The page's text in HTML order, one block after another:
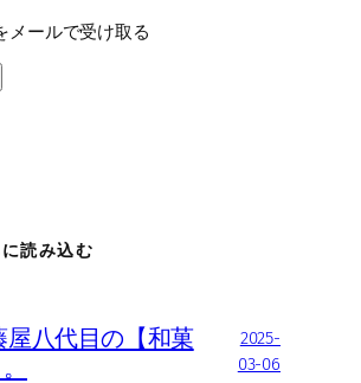
メールで受け取る
読み込む
屋八代目の【和菓
2025-
03-06